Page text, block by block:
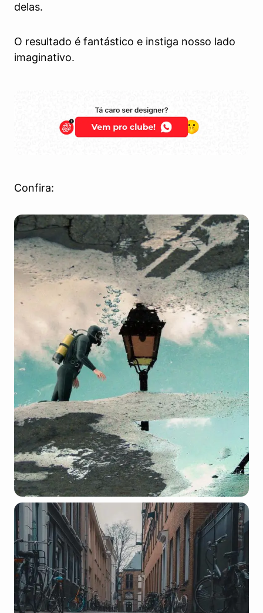
delas.
O resultado é fantástico e instiga nosso lado
imaginativo.
Confira: